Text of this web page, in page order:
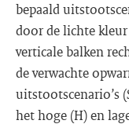
bepaald
door de lichte
verticale balken
de verwachte
uitstootscenario’s
het hoge (H) en